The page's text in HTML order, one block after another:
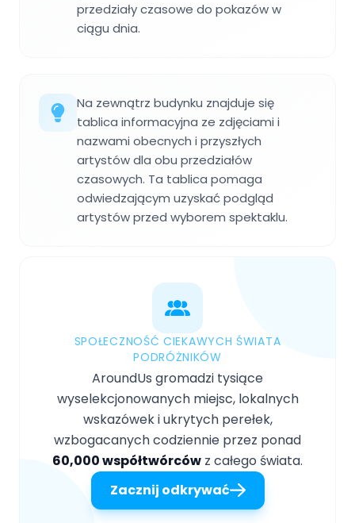
przedziały czasowe do pokazów w
ciągu dnia.
Na zewnątrz budynku znajduje się
tablica informacyjna ze zdjęciami i
nazwami obecnych i przyszłych
artystów dla obu przedziałów
czasowych. Ta tablica pomaga
odwiedzającym uzyskać podgląd
artystów przed wyborem spektaklu.
SPOŁECZNOŚĆ CIEKAWYCH ŚWIATA
PODRÓŻNIKÓW
AroundUs gromadzi tysiące
wyselekcjonowanych miejsc, lokalnych
wskazówek i ukrytych perełek,
wzbogacanych codziennie przez ponad
60,000 współtwórców z całego świata.
Zacznij odkrywać